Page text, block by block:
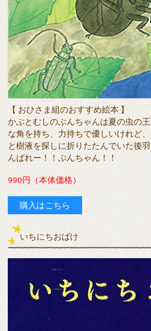
【 おひさま組のおすすめ絵本 】
かぶとむしのぶんちゃんは夏の虫の
な角を持ち、力持ちで優しいけれど
と樹液を探しに折りたたんでいた後
んばれー！！ぶんちゃん！！
990円（本体価格）
購入はこちら
いちにちおばけ